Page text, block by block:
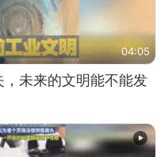
04:05
未来的文明能不能发